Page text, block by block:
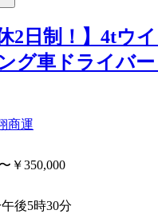
2日制！】4tウ
グ車ドライバ
商運
￥350,000
後5時30分